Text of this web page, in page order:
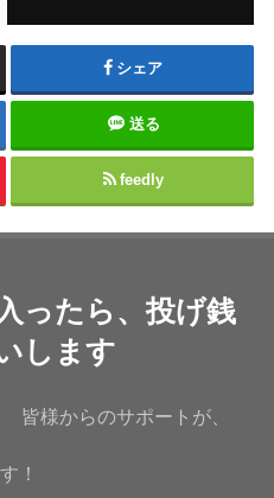
シェア
送る
feedly
ったら、投げ銭
します
皆様からのサポートが、
！